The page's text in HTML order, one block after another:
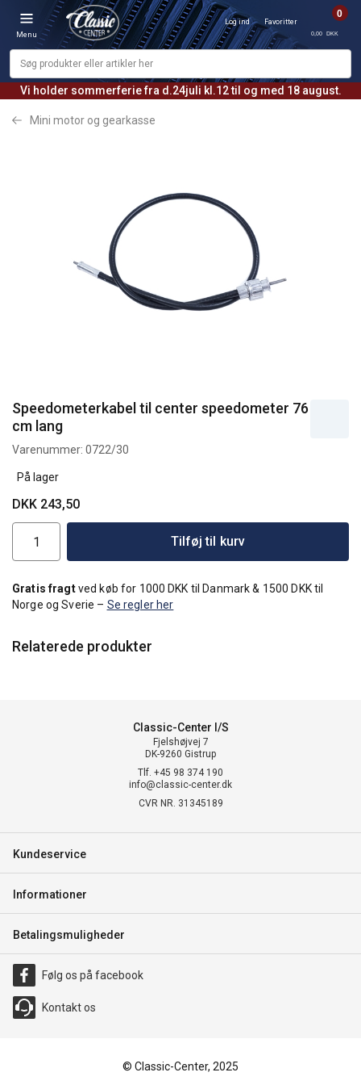
Vi holder sommerferie fra d.24juli kl.12 til og med 18 august.
Menu
Log ind Favoritter
0
0,00 DKK
Mini motor og gearkasse
Speedometerkabel til center speedometer 76
cm lang
Varenummer: 0722/30
På lager
DKK 243,50
Tilføj til kurv
Gratis fragtved køb for 1000 DKK til Danmark & 1500 DKK til
Norge og Sverie – Se regler her
Relaterede produkter
Classic-Center I/S
Fjelshøjvej 7
DK-9260 Gistrup
Tlf. +45 98 374 190
info@classic-center.dk
CVR NR. 31345189
Kundeservice
Informationer
Betalingsmuligheder
Følg os på facebook
Kontakt os
© Classic-Center, 2025